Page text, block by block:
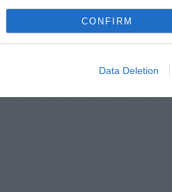
CONFIRM
Data Deletion